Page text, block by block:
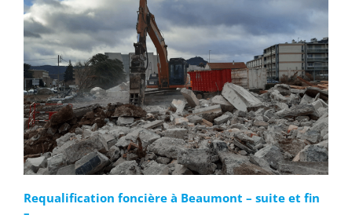
Requalification foncière à Beaumont – suite et fin
–